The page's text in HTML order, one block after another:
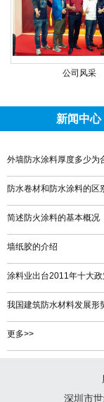
公司风采
新闻中心
外墙防水涂料厚度多少为
防水卷材和防水涂料的区
简述防火涂料的基本概况
墙纸胶的介绍
涂料业出台2011年十大政
我国建筑防水材料发展形
更多>>
深圳市